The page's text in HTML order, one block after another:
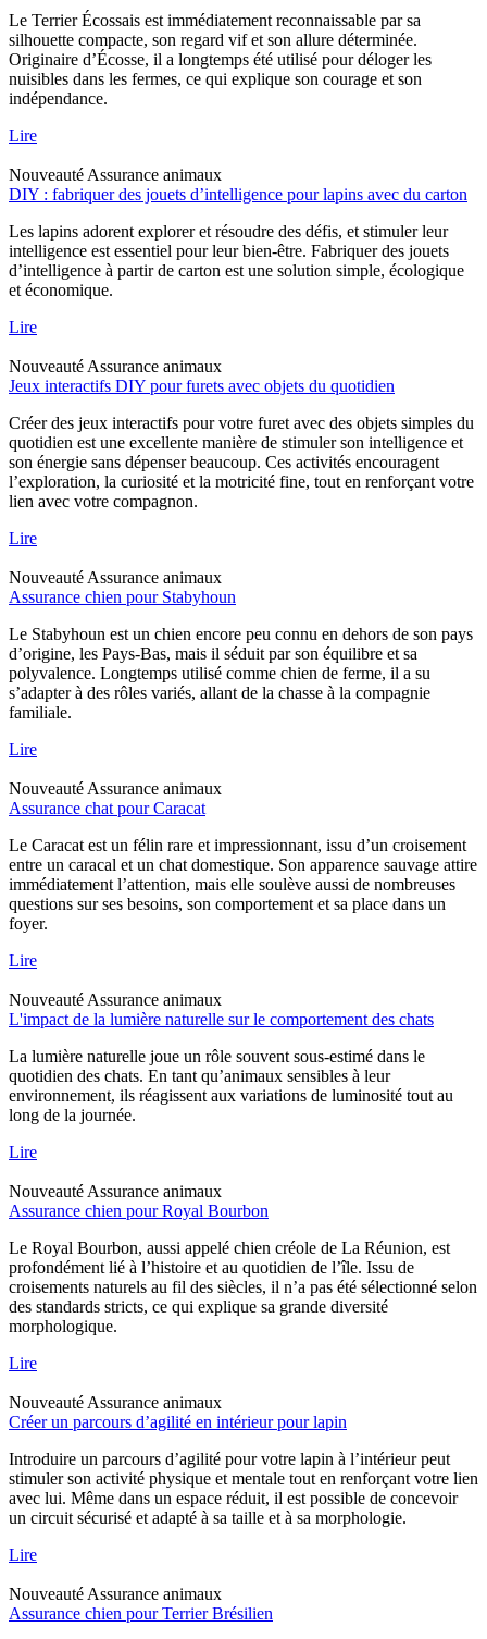
Le Terrier Écossais est immédiatement reconnaissable par sa
silhouette compacte, son regard vif et son allure déterminée.
Originaire d’Écosse, il a longtemps été utilisé pour déloger les
nuisibles dans les fermes, ce qui explique son courage et son
indépendance.
Lire
Nouveauté Assurance animaux
DIY : fabriquer des jouets d’intelligence pour lapins avec du carton
Les lapins adorent explorer et résoudre des défis, et stimuler leur
intelligence est essentiel pour leur bien-être. Fabriquer des jouets
d’intelligence à partir de carton est une solution simple, écologique
et économique.
Lire
Nouveauté Assurance animaux
Jeux interactifs DIY pour furets avec objets du quotidien
Créer des jeux interactifs pour votre furet avec des objets simples du
quotidien est une excellente manière de stimuler son intelligence et
son énergie sans dépenser beaucoup. Ces activités encouragent
l’exploration, la curiosité et la motricité fine, tout en renforçant votre
lien avec votre compagnon.
Lire
Nouveauté Assurance animaux
Assurance chien pour Stabyhoun
Le Stabyhoun est un chien encore peu connu en dehors de son pays
d’origine, les Pays-Bas, mais il séduit par son équilibre et sa
polyvalence. Longtemps utilisé comme chien de ferme, il a su
s’adapter à des rôles variés, allant de la chasse à la compagnie
familiale.
Lire
Nouveauté Assurance animaux
Assurance chat pour Caracat
Le Caracat est un félin rare et impressionnant, issu d’un croisement
entre un caracal et un chat domestique. Son apparence sauvage attire
immédiatement l’attention, mais elle soulève aussi de nombreuses
questions sur ses besoins, son comportement et sa place dans un
foyer.
Lire
Nouveauté Assurance animaux
L'impact de la lumière naturelle sur le comportement des chats
La lumière naturelle joue un rôle souvent sous-estimé dans le
quotidien des chats. En tant qu’animaux sensibles à leur
environnement, ils réagissent aux variations de luminosité tout au
long de la journée.
Lire
Nouveauté Assurance animaux
Assurance chien pour Royal Bourbon
Le Royal Bourbon, aussi appelé chien créole de La Réunion, est
profondément lié à l’histoire et au quotidien de l’île. Issu de
croisements naturels au fil des siècles, il n’a pas été sélectionné selon
des standards stricts, ce qui explique sa grande diversité
morphologique.
Lire
Nouveauté Assurance animaux
Créer un parcours d’agilité en intérieur pour lapin
Introduire un parcours d’agilité pour votre lapin à l’intérieur peut
stimuler son activité physique et mentale tout en renforçant votre lien
avec lui. Même dans un espace réduit, il est possible de concevoir
un circuit sécurisé et adapté à sa taille et à sa morphologie.
Lire
Nouveauté Assurance animaux
Assurance chien pour Terrier Brésilien